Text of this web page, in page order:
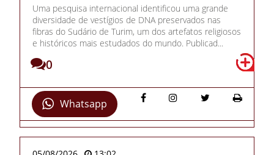
Uma pesquisa internacional identificou uma grande
diversidade de vestígios de DNA preservados nas
fibras do Sudário de Turim, um dos artefatos religiosos
e históricos mais estudados do mundo. Publicad...
0
Whatsapp